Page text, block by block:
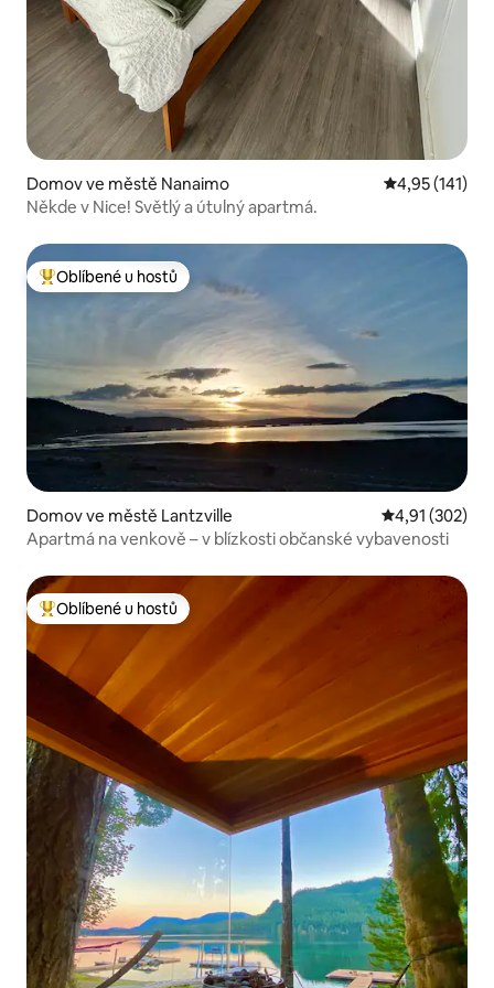
Domov ve městě Nanaimo Průměrné
4,95 (141)
Někde v Nice! Světlý a útulný apartmá.
Nejlepší v kategorii Oblíbené u hostů
Oblíbené u hostů
Domov ve městě Lantzville Průměrné
4,91 (302)
Apartmá na venkově – v blízkosti občanské vybavenosti
Nejlepší v kategorii Oblíbené u hostů
Oblíbené u hostů